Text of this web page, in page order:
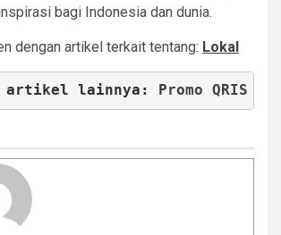
bagi Indonesia dan dunia.
dengan artikel terkait tentang: Lokal
artikel lainnya: Promo QRIS